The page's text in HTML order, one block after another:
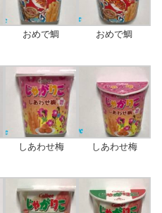
おめで鯛 おめで鯛
しあわせ梅 しあわせ梅